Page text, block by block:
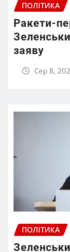
ПОЛІТИКА
Ракети-
заяву
Сер 8,
ПОЛІТИКА